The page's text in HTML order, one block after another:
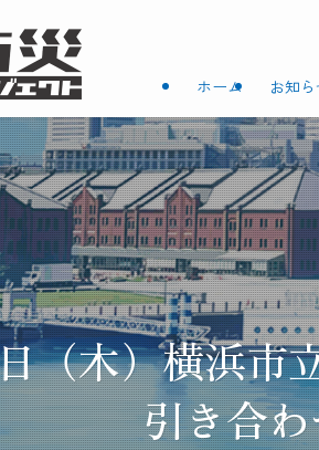
ホーム お知
（木）横浜市
引き合